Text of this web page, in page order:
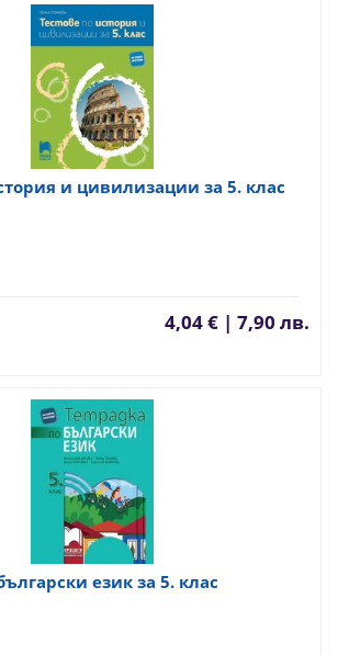
и цивилизации за 5. клас
4,04 € | 7,90 лв.
език за 5. клас